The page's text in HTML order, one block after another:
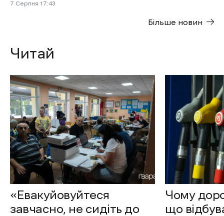
7 Cерпня 17:43
Більше новин
Читай
«Евакуйовуйтеся
завчасно, не сидіть до
Чому
що